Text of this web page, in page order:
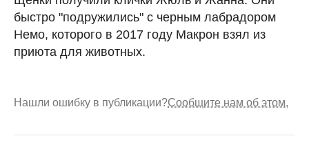
быстро "подружились" с черным лабрадором
Немо, которого в 2017 году Макрон взял из
приюта для животных.
Нашли ошибку в публикации?Сообщите нам об этом.